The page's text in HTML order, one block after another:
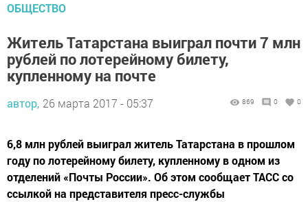
ОБЩЕСТВО
Житель Татарстана выиграл почти 7 млн
рублей по лотерейному билету,
купленному на почте
автор, 26 марта 2017 - 05:37 869 0 0
6,8 млн рублей выиграл житель Татарстана в прошлом
году по лотерейному билету, купленному в одном из
отделений «Почты России». Об этом сообщает ТАСС со
ссылкой на представителя пресс-службы